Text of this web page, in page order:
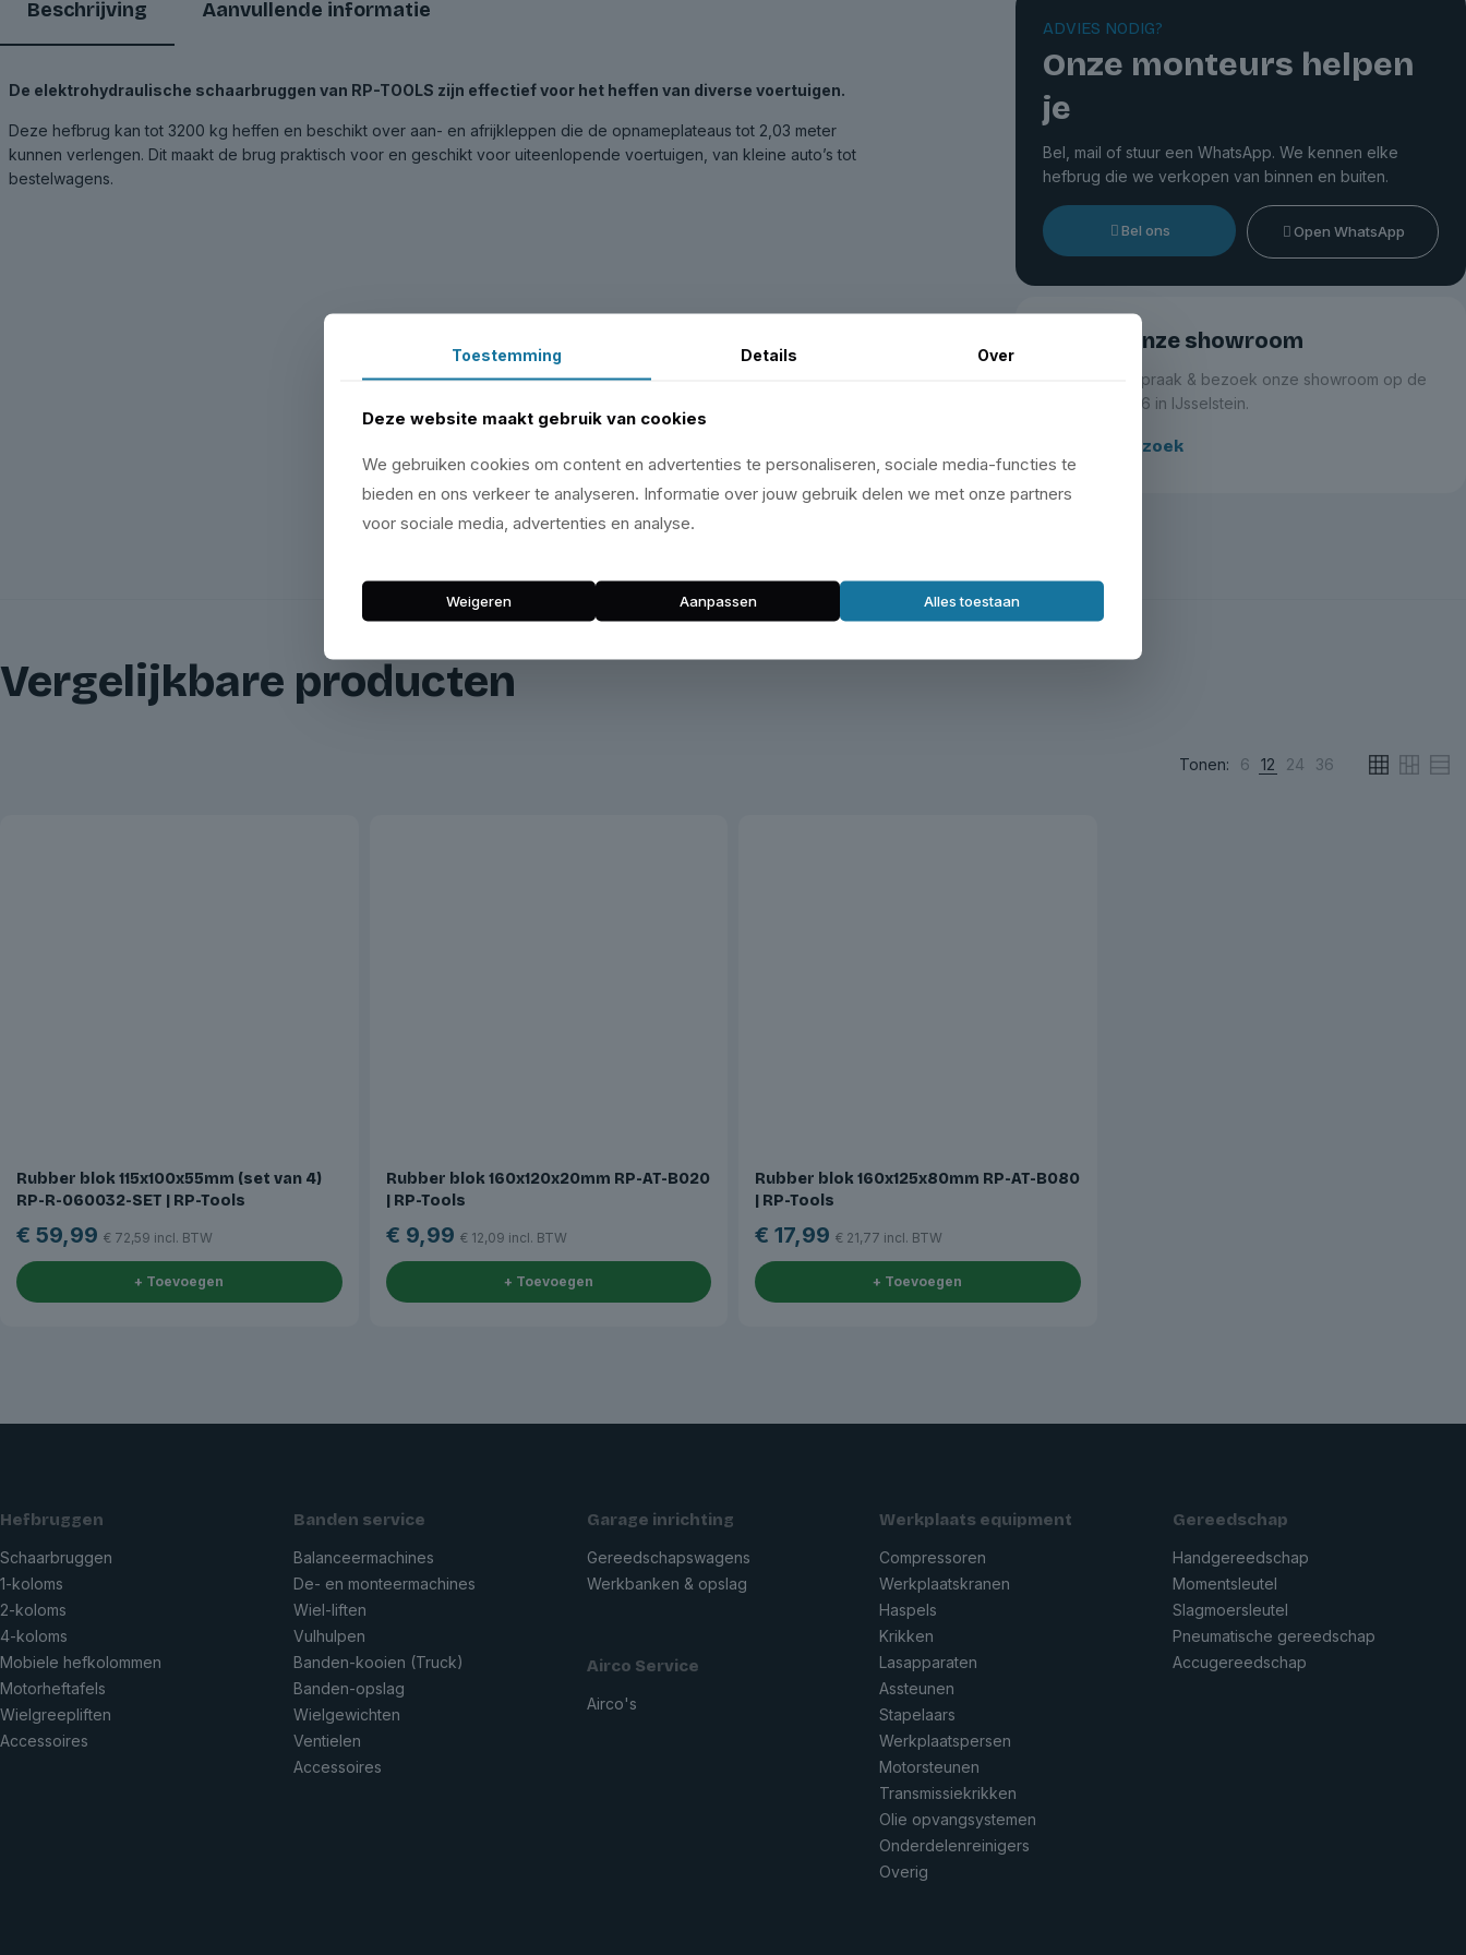
Beschrijving Aanvullende informatie
De elektrohydraulische schaarbruggen van RP-TOOLS zijn effectief voor het heffen van diverse voertuigen.
Deze hefbrug kan tot 3200 kg heffen en beschikt over aan- en afrijkleppen die de opnameplateaus tot 2,03 meter
kunnen verlengen. Dit maakt de brug praktisch voor en geschikt voor uiteenlopende voertuigen, van kleine auto’s tot
bestelwagens.
ADVIES NODIG?
Onze monteurs helpen
je
Bel, mail of stuur een WhatsApp. We kennen elke
hefbrug die we verkopen van binnen en buiten.
Bel ons Open WhatsApp
Bezoek onze showroom
Maak een afspraak & bezoek onze showroom op de
Zeemanlaan 16 in IJsselstein.
Plan je bezoek
Vergelijkbare producten
Tonen: 6 12 24 36
Rubber blok 115x100x55mm (set van 4)
RP-R-060032-SET | RP-Tools
€ 59,99 € 72,59 incl. BTW
+ Toevoegen
Rubber blok 160x120x20mm RP-AT-B020
| RP-Tools
€ 9,99 € 12,09 incl. BTW
+ Toevoegen
Rubber blok 160x125x80mm RP-AT-B080
| RP-Tools
€ 17,99 € 21,77 incl. BTW
+ Toevoegen
Hefbruggen
Schaarbruggen
1-koloms
2-koloms
4-koloms
Mobiele hefkolommen
Motorheftafels
Wielgreepliften
Accessoires
Banden service
Balanceermachines
De- en monteermachines
Wiel-liften
Vulhulpen
Banden-kooien (Truck)
Banden-opslag
Wielgewichten
Ventielen
Accessoires
Garage inrichting
Gereedschapswagens
Werkbanken & opslag
Airco Service
Airco's
Werkplaats equipment
Compressoren
Werkplaatskranen
Haspels
Krikken
Lasapparaten
Assteunen
Stapelaars
Werkplaatspersen
Motorsteunen
Transmissiekrikken
Olie opvangsystemen
Onderdelenreinigers
Overig
Gereedschap
Handgereedschap
Momentsleutel
Slagmoersleutel
Pneumatische gereedschap
Accugereedschap
Toestemming Details Over
Deze website maakt gebruik van cookies
We gebruiken cookies om content en advertenties te personaliseren, sociale media-functies te
bieden en ons verkeer te analyseren. Informatie over jouw gebruik delen we met onze partners
voor sociale media, advertenties en analyse.
Weigeren Aanpassen Alles toestaan